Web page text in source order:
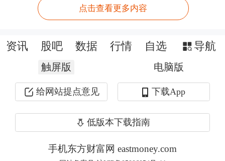
合，打造工业互联网战略。
演讲中强调，富士康不再是一家代工
厂，工业互联网会是富士康的核心战
略。“我是大象，有了工业互联网，不
仅会跳舞，还会跳探戈。”
如今BAT巨头入局富士康，对于不想只
点击查看更多内容
资讯 股吧 数据 行情 自选 导航
触屏版 电脑版
给网站提点意见 下载App
低版本下载指南
手机东方财富网 eastmoney.com